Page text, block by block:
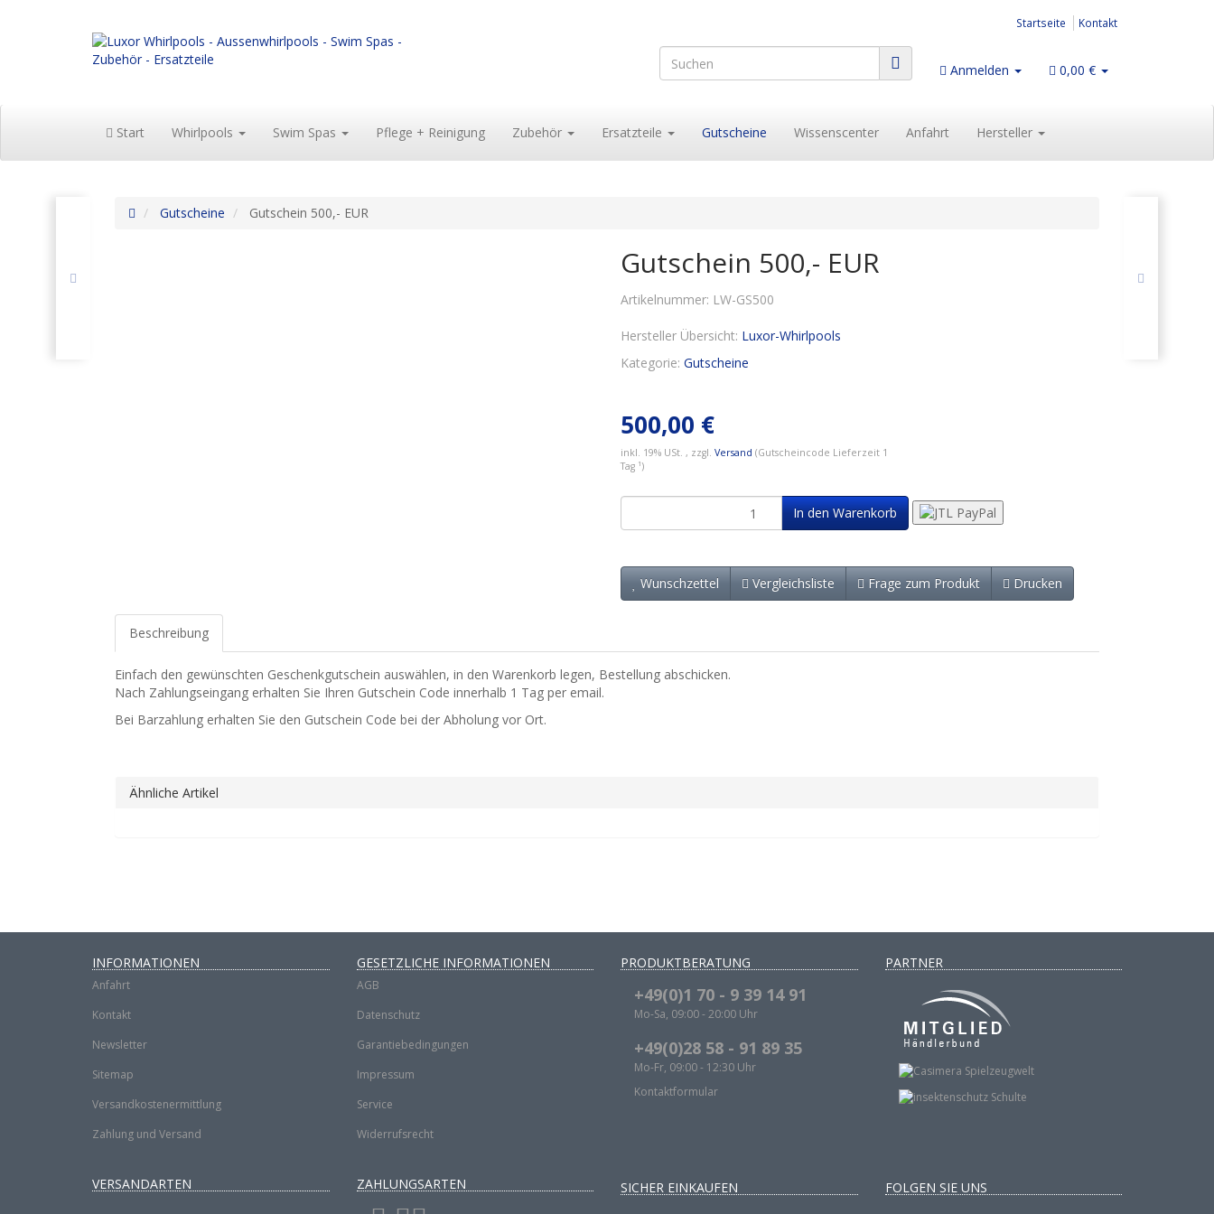
Startseite Kontakt
Anmelden 0,00 €
Start Whirlpools Swim Spas Pflege + Reinigung Zubehör Ersatzteile Gutscheine Wissenscenter Anfahrt Hersteller
Gutscheine Gutschein 500,- EUR
Gutschein 500,- EUR
Artikelnummer: LW-GS500
Hersteller Übersicht: Luxor-Whirlpools
Kategorie: Gutscheine
500,00 €
inkl. 19% USt. , zzgl. Versand (Gutscheincode Lieferzeit 1
Tag ¹)
In den Warenkorb
Wunschzettel Vergleichsliste Frage zum Produkt Drucken
Beschreibung
Einfach den gewünschten Geschenkgutschein auswählen, in den Warenkorb legen, Bestellung abschicken.
Nach Zahlungseingang erhalten Sie Ihren Gutschein Code innerhalb 1 Tag per email.
Bei Barzahlung erhalten Sie den Gutschein Code bei der Abholung vor Ort.
Ähnliche Artikel
INFORMATIONEN
Anfahrt
Kontakt
Newsletter
Sitemap
Versandkostenermittlung
Zahlung und Versand
GESETZLICHE INFORMATIONEN
AGB
Datenschutz
Garantiebedingungen
Impressum
Service
Widerrufsrecht
PRODUKTBERATUNG
+49(0)1 70 - 9 39 14 91
Mo-Sa, 09:00 - 20:00 Uhr
+49(0)28 58 - 91 89 35
Mo-Fr, 09:00 - 12:30 Uhr
Kontaktformular
PARTNER
VERSANDARTEN ZAHLUNGSARTEN SICHER EINKAUFEN FOLGEN SIE UNS